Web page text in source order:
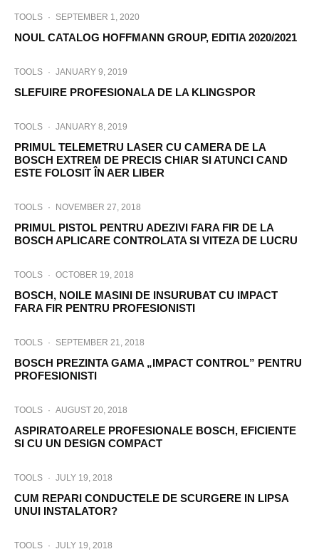
TOOLS · SEPTEMBER 1, 2020
NOUL CATALOG HOFFMANN GROUP, EDITIA 2020/2021
TOOLS · JANUARY 9, 2019
SLEFUIRE PROFESIONALA DE LA KLINGSPOR
TOOLS · JANUARY 8, 2019
PRIMUL TELEMETRU LASER CU CAMERA DE LA
BOSCH EXTREM DE PRECIS CHIAR SI ATUNCI CAND
ESTE FOLOSIT ÎN AER LIBER
TOOLS · NOVEMBER 27, 2018
PRIMUL PISTOL PENTRU ADEZIVI FARA FIR DE LA
BOSCH APLICARE CONTROLATA SI VITEZA DE LUCRU
TOOLS · OCTOBER 19, 2018
BOSCH, NOILE MASINI DE INSURUBAT CU IMPACT
FARA FIR PENTRU PROFESIONISTI
TOOLS · SEPTEMBER 21, 2018
BOSCH PREZINTA GAMA „IMPACT CONTROL” PENTRU
PROFESIONISTI
TOOLS · AUGUST 20, 2018
ASPIRATOARELE PROFESIONALE BOSCH, EFICIENTE
SI CU UN DESIGN COMPACT
TOOLS · JULY 19, 2018
CUM REPARI CONDUCTELE DE SCURGERE IN LIPSA
UNUI INSTALATOR?
TOOLS · JULY 19, 2018